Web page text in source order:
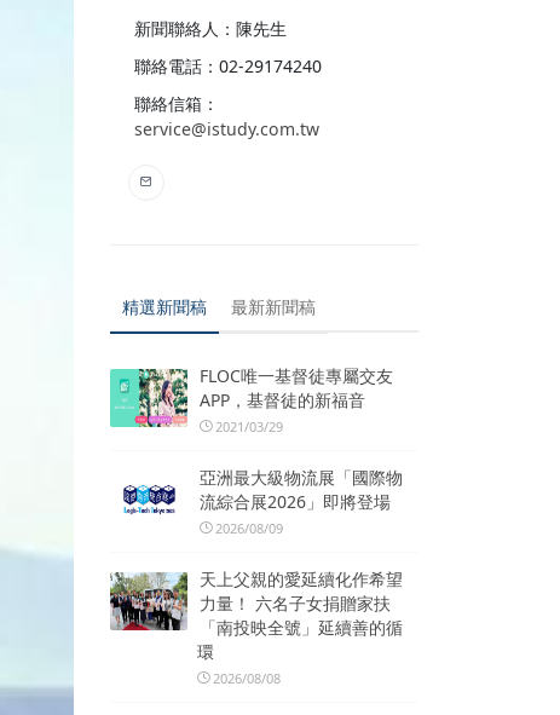
新聞聯絡人：陳先生
聯絡電話：02-29174240
聯絡信箱：
service@istudy.com.tw
精選新聞稿 最新新聞稿
FLOC唯一基督徒專屬交友
APP，基督徒的新福音
2021/03/29
亞洲最大級物流展「國際物
流綜合展2026」即將登場
2026/08/09
天上父親的愛延續化作希望
力量！ 六名子女捐贈家扶
「南投映全號」延續善的循
環
2026/08/08